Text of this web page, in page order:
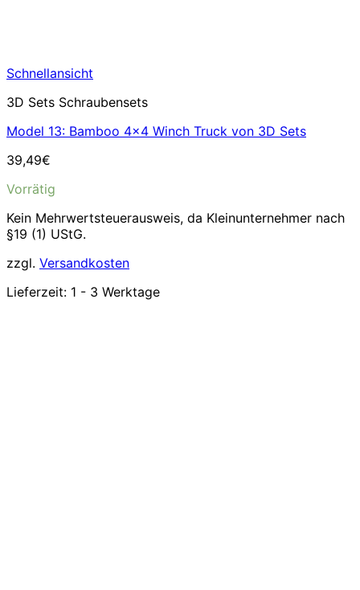
Schnellansicht
3D Sets Schraubensets
Model 13: Bamboo 4×4 Winch Truck von 3D Sets
39,49€
Vorrätig
Kein Mehrwertsteuerausweis, da Kleinunternehmer nach
§19 (1) UStG.
zzgl. Versandkosten
Lieferzeit: 1 - 3 Werktage